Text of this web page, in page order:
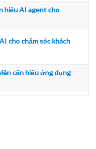
hiểu AI agent cho
cho chăm sóc khách
cần hiểu ứng dụng